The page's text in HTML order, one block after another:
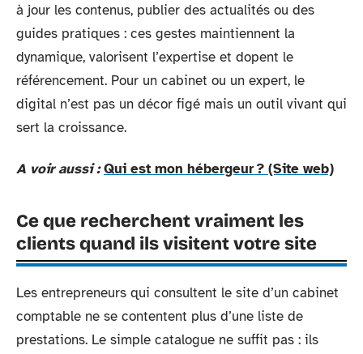
à jour les contenus, publier des actualités ou des
guides pratiques : ces gestes maintiennent la
dynamique, valorisent l’expertise et dopent le
référencement. Pour un cabinet ou un expert, le
digital n’est pas un décor figé mais un outil vivant qui
sert la croissance.
A voir aussi : Qui est mon hébergeur ? (Site web)
Ce que recherchent vraiment les
clients quand ils visitent votre site
Les entrepreneurs qui consultent le site d’un cabinet
comptable ne se contentent plus d’une liste de
prestations. Le simple catalogue ne suffit pas : ils